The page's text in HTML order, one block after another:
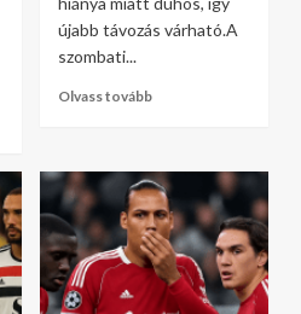
újabb távozás várható.A
szombati...
Olvass tovább